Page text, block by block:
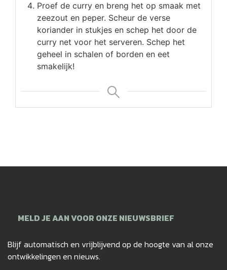
Proef de curry en breng het op smaak met
zeezout en peper. Scheur de verse
koriander in stukjes en schep het door de
curry net voor het serveren. Schep het
geheel in schalen of borden en eet
smakelijk!
MELD JE AAN VOOR ONZE NIEUWSBRIEF
Blijf automatisch en vrijblijvend op de hoogte van al onze
ontwikkelingen en nieuws.